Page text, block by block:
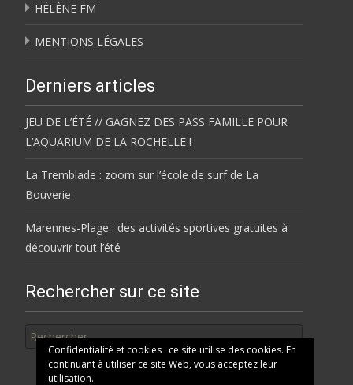
HÉLÈNE FM
MENTIONS LÉGALES
Derniers articles
JEU DE L’ÉTÉ // GAGNEZ DES PASS FAMILLE POUR
L’AQUARIUM DE LA ROCHELLE !
La Tremblade : zoom sur l’école de surf de La
Bouverie
Marennes-Plage : des activités sportives gratuites à
découvrir tout l’été
Rechercher sur ce site
Confidentialité et cookies : ce site utilise des cookies. En
continuant à utiliser ce site Web, vous acceptez leur
utilisation.